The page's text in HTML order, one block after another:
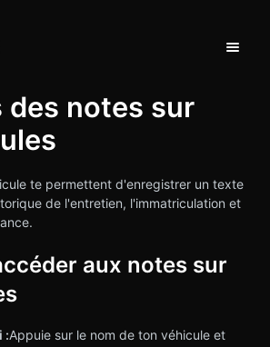
Toggle
Support Home
Contact
des notes sur
te permettent d'enregistrer un texte
de l'entretien, l'immatriculation et
aux notes sur
:Appuie sur le nom de ton véhicule et